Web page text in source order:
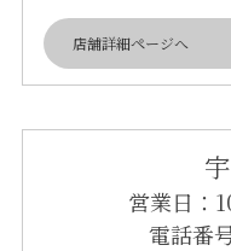
店舗詳細ページへ
営業日：
電話番